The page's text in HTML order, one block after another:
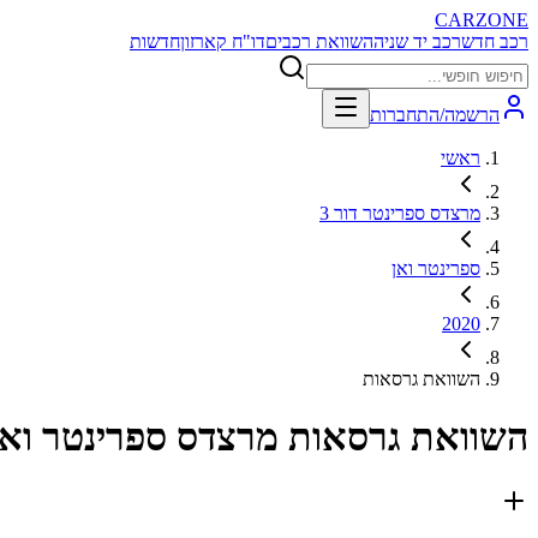
CARZONE
רכב חדשרכב יד שניההשוואת רכביםדו"ח קארזוןחדשות
הרשמה/התחברות
ראשי
מרצדס ספרינטר דור 3
ספרינטר ואן
2020
השוואת גרסאות
השוואת גרסאות מרצדס ספרינטר ואן